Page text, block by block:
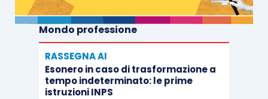
Mondo professione
RASSEGNA AI
Esonero in caso di trasformazione a
tempo indeterminato: le prime
istruzioni INPS